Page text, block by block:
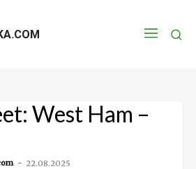
West Ham –
- 22.08.2025